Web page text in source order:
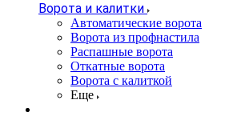
Ворота и калитки
Автоматические ворота
Ворота из профнастила
Распашные ворота
Откатные ворота
Ворота с калиткой
Еще